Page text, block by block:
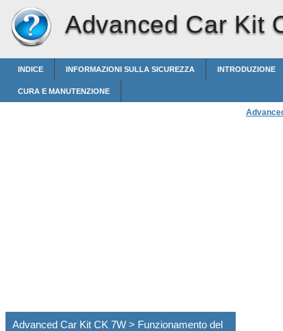
Advanced Car Kit
INDICE INFORMAZIONI SULLA SICUREZZA INTRODUZIONE
CURA E MANUTENZIONE
Advanced Car Kit CK 7W > Funzionamento del